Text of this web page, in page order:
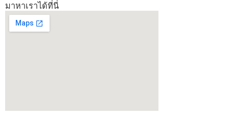
มาหาเราได้ที่นี่